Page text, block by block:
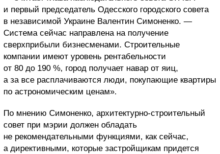
и первый председатель Одесского городского совета
в независимой Украине Валентин Симоненко. —
Система сейчас направлена на получение
сверхприбыли бизнесменами. Строительные
компании имеют уровень рентабельности
от 80 до 190 %, город получает навар от яиц,
а за все расплачиваются люди, покупающие квартиры
по астрономическим ценам».
По мнению Симоненко, архитектурно-строительный
совет при мэрии должен обладать
не рекомендательными функциями, как сейчас,
а директивными, которые застройщикам придется